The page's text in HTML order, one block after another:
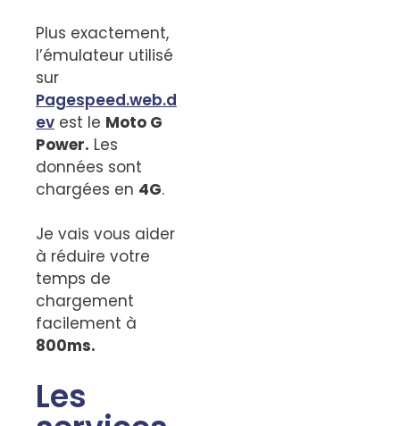
Plus exactement,
l’émulateur utilisé
sur
Pagespeed.web.d
ev est le Moto G
Power. Les
données sont
chargées en 4G.
Je vais vous aider
à réduire votre
temps de
chargement
facilement à
800ms.
Les